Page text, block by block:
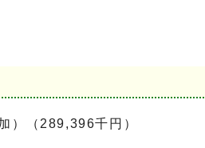
）（289,396千円）